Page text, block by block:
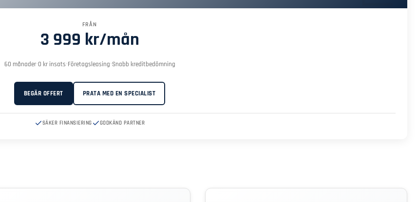
FRÅN
3 999 kr/mån
60 månader•0 kr insats•Företagsleasing•Snabb kreditbedömning
BEGÄR OFFERT PRATA MED EN SPECIALIST
SÄKER FINANSIERING GODKÄND PARTNER